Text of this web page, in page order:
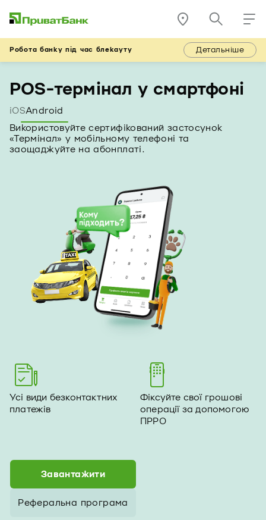
Робота банку під час блекауту Детальніше
POS-термінал у смартфоні
iOSAndroid
Використовуйте сертифікований застосунок
«Термінал» у мобільному телефоні та
заощаджуйте на абонплаті.
Усі види безконтактних
платежів
Фіксуйте свої грошові
операції за допомогою
ПPPO
Завантажити
Реферальна програма